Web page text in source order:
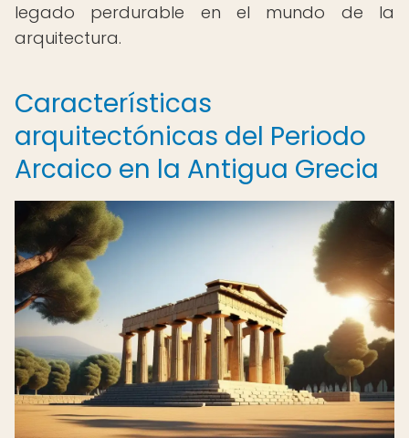
legado perdurable en el mundo de la
arquitectura.
Características
arquitectónicas del Periodo
Arcaico en la Antigua Grecia